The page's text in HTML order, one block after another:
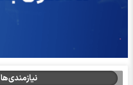
نیازمندی‌ها